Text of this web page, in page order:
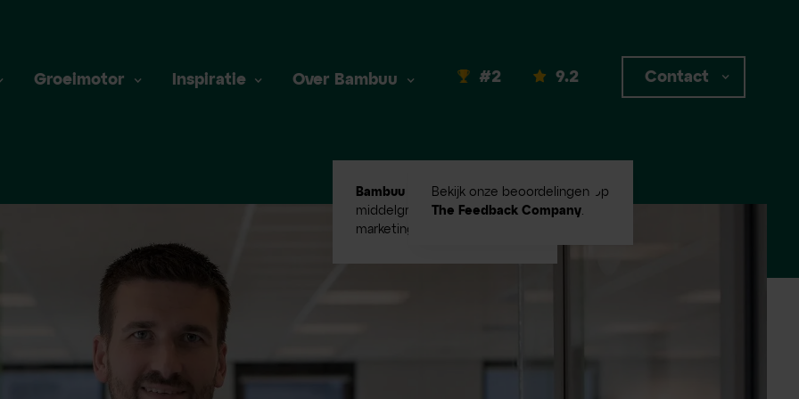
Groeimotor Inspiratie Over Bambuu Contact
#2
Bambuu #2
in Emerce100
middelgroot digital
marketingbureaus!
9.2
Bekijk onze beoordelingen op
The Feedback Company.